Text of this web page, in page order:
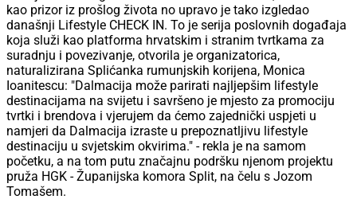
kao prizor iz prošlog života no upravo je tako izgledao
današnji Lifestyle CHECK IN. To je serija poslovnih događaja
koja služi kao platforma hrvatskim i stranim tvrtkama za
suradnju i povezivanje, otvorila je organizatorica,
naturalizirana Splićanka rumunjskih korijena, Monica
Ioanitescu: "Dalmacija može parirati najljepšim lifestyle
destinacijama na svijetu i savršeno je mjesto za promociju
tvrtki i brendova i vjerujem da ćemo zajednički uspjeti u
namjeri da Dalmacija izraste u prepoznatljivu lifestyle
destinaciju u svjetskim okvirima." - rekla je na samom
početku, a na tom putu značajnu podršku njenom projektu
pruža HGK - Županijska komora Split, na čelu s Jozom
Tomašem.